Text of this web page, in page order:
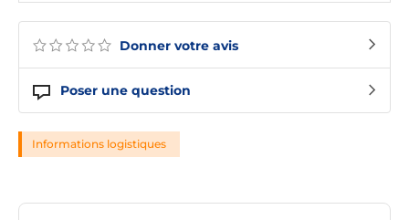
Donner votre avis
Poser une question
Informations logistiques